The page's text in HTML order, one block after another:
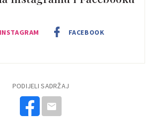
INSTAGRAM FACEBOOK
PODIJELI SADRŽAJ